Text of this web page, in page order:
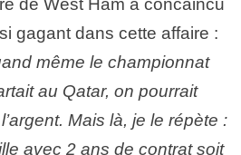
de West Ham a concaincu
gagant dans cette affaire :
même le championnat
au Qatar, on pourrait
Mais là, je le répète :
avec 2 ans de contrat soit